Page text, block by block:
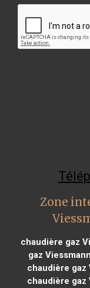
Zone
chaudière gaz
gaz
chaudière gaz
chaudière gaz